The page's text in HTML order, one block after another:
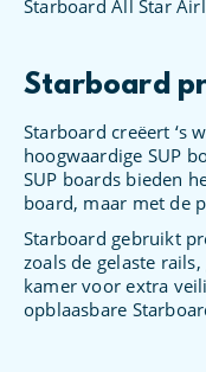
Starboard All Star
Starboard
Starboard creëert ‘s
hoogwaardige SUP
SUP boards bieden
board, maar met de
Starboard gebruikt
zoals de gelaste
kamer voor extra
opblaasbare